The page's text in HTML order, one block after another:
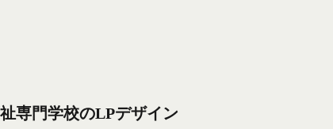
専門学校のLPデザイン